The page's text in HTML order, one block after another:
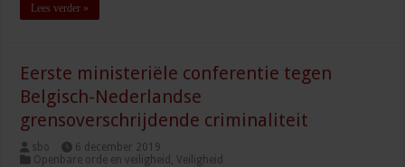
Lees verder »
Eerste ministeriële conferentie tegen
Belgisch-Nederlandse
grensoverschrijdende criminaliteit
sbo
6 december 2019
Openbare orde en veiligheid
,Veiligheid